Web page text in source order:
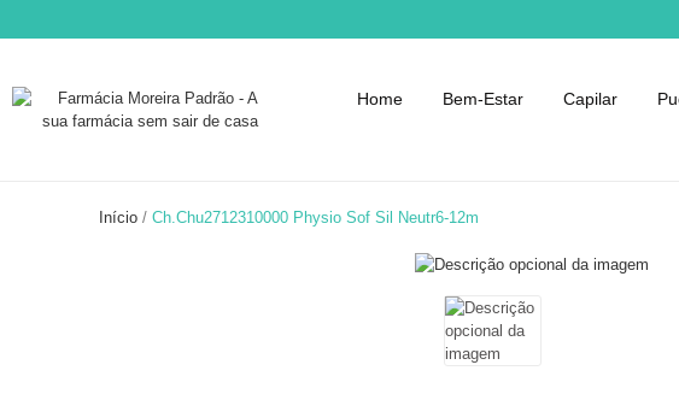
Home Bem-Estar Capilar
Início Ch.Chu2712310000 Physio Sof Sil Neutr6-12m